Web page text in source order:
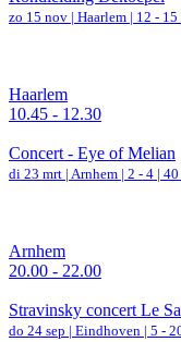
zo 15 nov | Haarlem | 12 - 15
Haarlem
10.45 - 12.30
Concert - Eye of Melian
di 23 mrt | Arnhem | 2 - 4 |
Arnhem
20.00 - 22.00
Stravinsky concert Le
do 24 sep | Eindhoven | 5 -